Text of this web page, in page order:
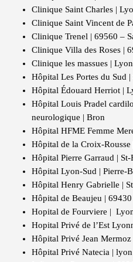
Clinique Saint Charles |
Clinique Saint Vincent de
Clinique Trenel | 69560 –
Clinique Villa des Roses |
Clinique les massues |
Hôpital Les Portes du Sud
Hôpital Édouard Herriot |
Hôpital Louis Pradel
neurologique | Bron
Hôpital HFME Femme
Hôpital de la Croix-Rousse
Hôpital Pierre Garraud |
Hôpital Lyon-Sud | Pierre-
Hôpital Henry Gabrielle |
Hôpital de Beaujeu |
Hopital de Fourviere |
Hopital Privé de l’Est
Hôpital Privé Jean
Hôpital Privé Natecia |